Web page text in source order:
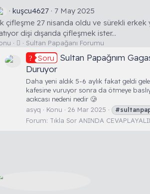
kuşcu4627
7 May 2025
çifleşme 27 nisanda oldu ve sürekli erkek
dişi dışarıda çifleşmek ister...
T Sultan Papağanı Forumu
Soru
Sultan Papağnım
Duruyor
Daha yeni aldık 5-6 aylık fakat geldi
kafesine vuruyor sonra da ötmeye
acıkcası nedeni nedir 🥲
asyq
Konu 26 Mar 2025
Forum: Tıkla Sor ANINDA